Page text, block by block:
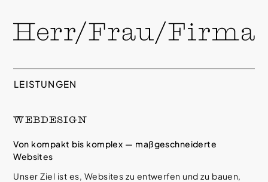
content
LEISTUNGEN
WEBDESIGN
Von kompakt bis komplex — maßgeschneiderte
Websites
Unser Ziel ist es, Websites zu entwerfen und zu bauen,